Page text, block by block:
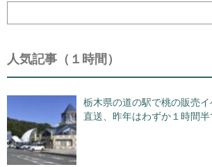
索
人気記事（１時間）
栃木県の道の駅で桃の販売
直送、昨年はわずか１時間半